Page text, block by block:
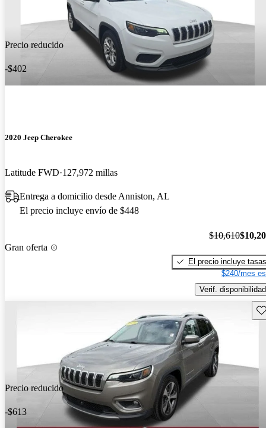
Precio reducido
-$402
2020 Jeep Cherokee
Latitude FWD 127,972 millas
Entrega a domicilio desde Anniston, AL
El precio incluye envío de $448
Gran oferta
$10,610
El precio incluye tasas
$240/mes
Verif. disponibilidad
Precio reducido
-$613